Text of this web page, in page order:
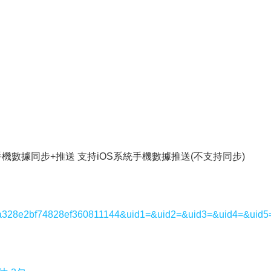
數據同步+推送 支持iOS系統手機數據推送(不支持同步)